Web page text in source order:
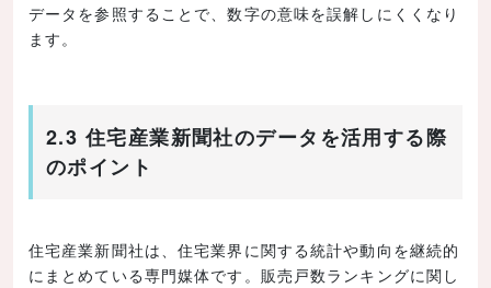
データを参照することで、数字の意味を誤解しにくくなり
ます。
2.3 住宅産業新聞社のデータを活用する際
のポイント
住宅産業新聞社は、住宅業界に関する統計や動向を継続的
にまとめている専門媒体です。販売戸数ランキングに関し